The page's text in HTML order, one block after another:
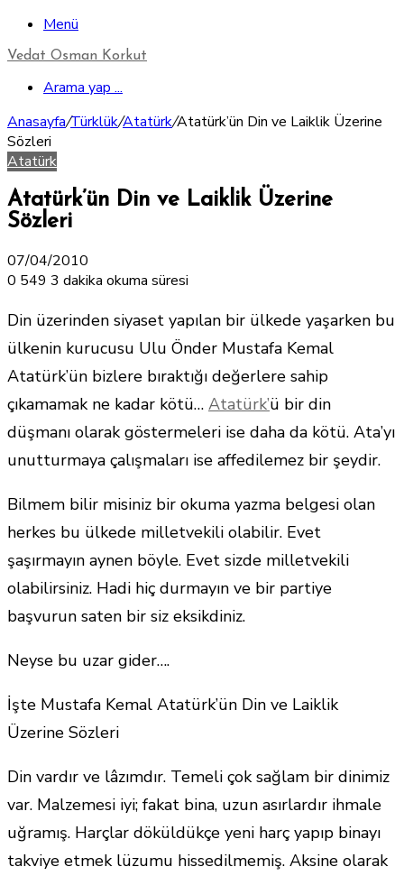
Menü
Vedat Osman Korkut
Arama yap ...
Anasayfa/Türklük/Atatürk/Atatürk’ün Din ve Laiklik Üzerine
Sözleri
Atatürk
Atatürk’ün Din ve Laiklik Üzerine
Sözleri
07/04/2010
0 549 3 dakika okuma süresi
Din üzerinden siyaset yapılan bir ülkede yaşarken bu
ülkenin kurucusu Ulu Önder Mustafa Kemal
Atatürk’ün bizlere bıraktığı değerlere sahip
çıkamamak ne kadar kötü… Atatürk’ü bir din
düşmanı olarak göstermeleri ise daha da kötü. Ata’yı
unutturmaya çalışmaları ise affedilemez bir şeydir.
Bilmem bilir misiniz bir okuma yazma belgesi olan
herkes bu ülkede milletvekili olabilir. Evet
şaşırmayın aynen böyle. Evet sizde milletvekili
olabilirsiniz. Hadi hiç durmayın ve bir partiye
başvurun saten bir siz eksikdiniz.
Neyse bu uzar gider….
İşte Mustafa Kemal Atatürk’ün Din ve Laiklik
Üzerine Sözleri
Din vardır ve lâzımdır. Temeli çok sağlam bir dinimiz
var. Malzemesi iyi; fakat bina, uzun asırlardır ihmale
uğramış. Harçlar döküldükçe yeni harç yapıp binayı
takviye etmek lüzumu hissedilmemiş. Aksine olarak